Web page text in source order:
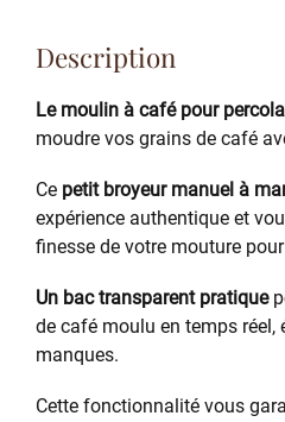
Description
Le moulin à café pour
moudre vos grains de café
Ce petit broyeur manuel à
expérience authentique et
finesse de votre mouture
Un bac transparent pratique
de café moulu en temps réel,
manques.
Cette fonctionnalité vous